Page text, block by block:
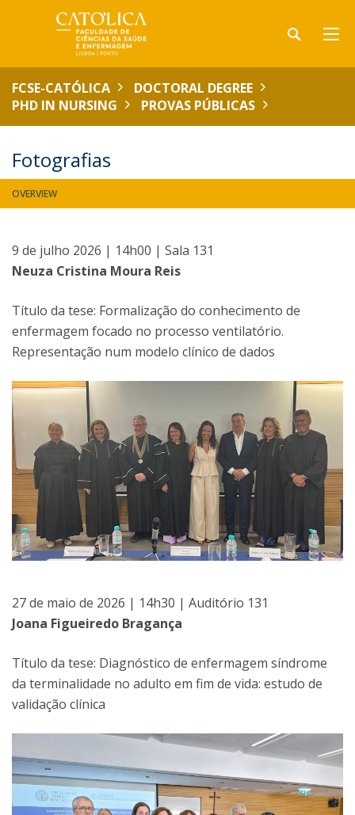
FCSE-CATÓLICA
DOCTORAL DEGREE
PHD IN NURSING
PROVAS PÚBLICAS
Fotografias
OVERVIEW
9 de julho 2026 | 14h00 | Sala 131
Neuza Cristina Moura Reis
Título da tese: Formalização do conhecimento de
enfermagem focado no processo ventilatório.
Representação num modelo clínico de dados
27 de maio de 2026 | 14h30 | Auditório 131
Joana Figueiredo Bragança
Título da tese: Diagnóstico de enfermagem síndrome
da terminalidade no adulto em fim de vida: estudo de
validação clínica